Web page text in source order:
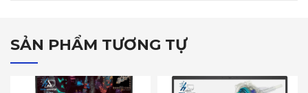
SẢN PHẨM TƯƠNG TỰ